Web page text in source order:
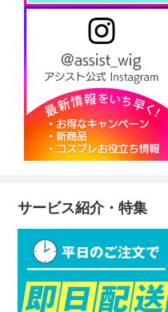
サービス紹介・特集